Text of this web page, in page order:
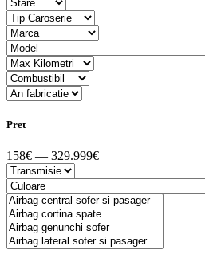
Pret
158€ — 329.999€